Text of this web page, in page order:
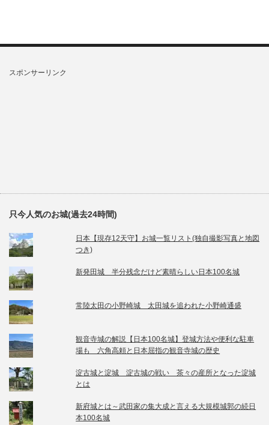
スポンサーリンク
只今人気のお城(過去24時間)
日本【現存12天守】お城一覧リスト(独自撮影写真と地図
つき)
新発田城 半分残念だけど素晴らしい日本100名城
常陸太田の小野崎城 太田城を追われた小野崎通盛
観音寺城の解説【日本100名城】登城方法や便利な駐車
場も 六角高頼と日本屈指の観音寺城の歴史
淀古城と淀城 淀古城の戦い 茶々の産所となった淀城
とは
新府城とは～武田家の集大成と言える大規模城郭の続日
本100名城